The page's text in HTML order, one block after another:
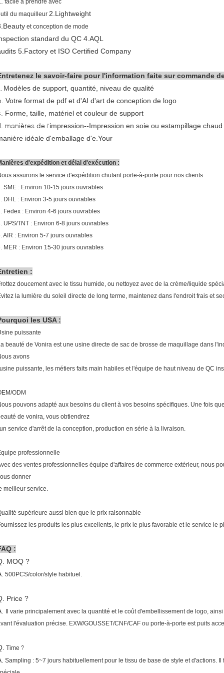
facile à prendre avec
du maquilleur 2.Lightweight
et conception de mode
standard du QC 4.AQL
5.Factory et ISO Certified Company
le savoir-faire pour l'information faite sur commande
Modèles de support, quantité, niveau de qualité
Votre format de pdf et d'AI d'art de conception de logo
Forme, taille, matériel et couleur de support
manières de l'impression--Impression en soie ou estampillage
idéale d'emballage d'e.Your
d'expédition et délai d'exécution :
assurons le service d'expédition chutant porte-à-porte pour nos clients
SME : Environ 10-15 jours ouvrables
DHL : Environ 3-5 jours ouvrables
Fedex : Environ 4-6 jours ouvrables
UPS/TNT : Environ 6-8 jours ouvrables
AIR : Environ 5-7 jours ouvrables
MER : Environ 15-30 jours ouvrables
:
doucement avec le tissu humide, ou nettoyez avec de la crème/liquide
la lumière du soleil directe de long terme, maintenez dans l'endroit frais et
les USA :
puissante
beauté de Vonira est une usine directe de sac de brosse de maquillage dans
avons
puissante, les métiers faits main habiles et l'équipe de haut niveau de QC
ODM
pouvons adapté aux besoins du client à vos besoins spécifiques. Une fois
de vonira, vous obtiendrez
service d'arrêt de la conception, production en série à la livraison.
professionnelle
des ventes professionnelles équipe d'affaires de commerce extérieur, nous
donner
meilleur service.
supérieure aussi bien que le prix raisonnable
les produits les plus excellents, le prix le plus favorable et le service le
:
MOQ ?
500PCS/color/style habituel.
Price ?
Il varie principalement avec la quantité et le coût d'embellissement de logo,
l'évaluation précise. EXW/GOUSSET/CNF/CAF ou porte-à-porte est puits
Time ?
Sampling : 5~7 jours habituellement pour le tissu de base de style et d'actions.